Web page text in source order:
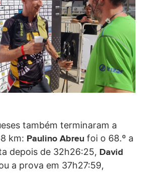
também terminaram a
km: Paulino Abreu foi o 68.º a
depois de 32h26:25, David
a prova em 37h27:59,